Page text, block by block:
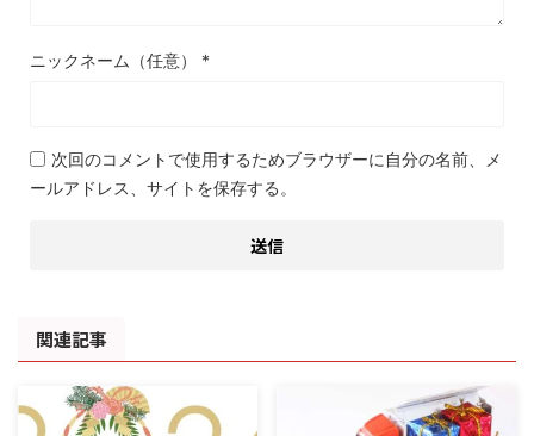
ニックネーム（任意） *
次回のコメントで使用するためブラウザーに自分の名前、メ
ールアドレス、サイトを保存する。
関連記事